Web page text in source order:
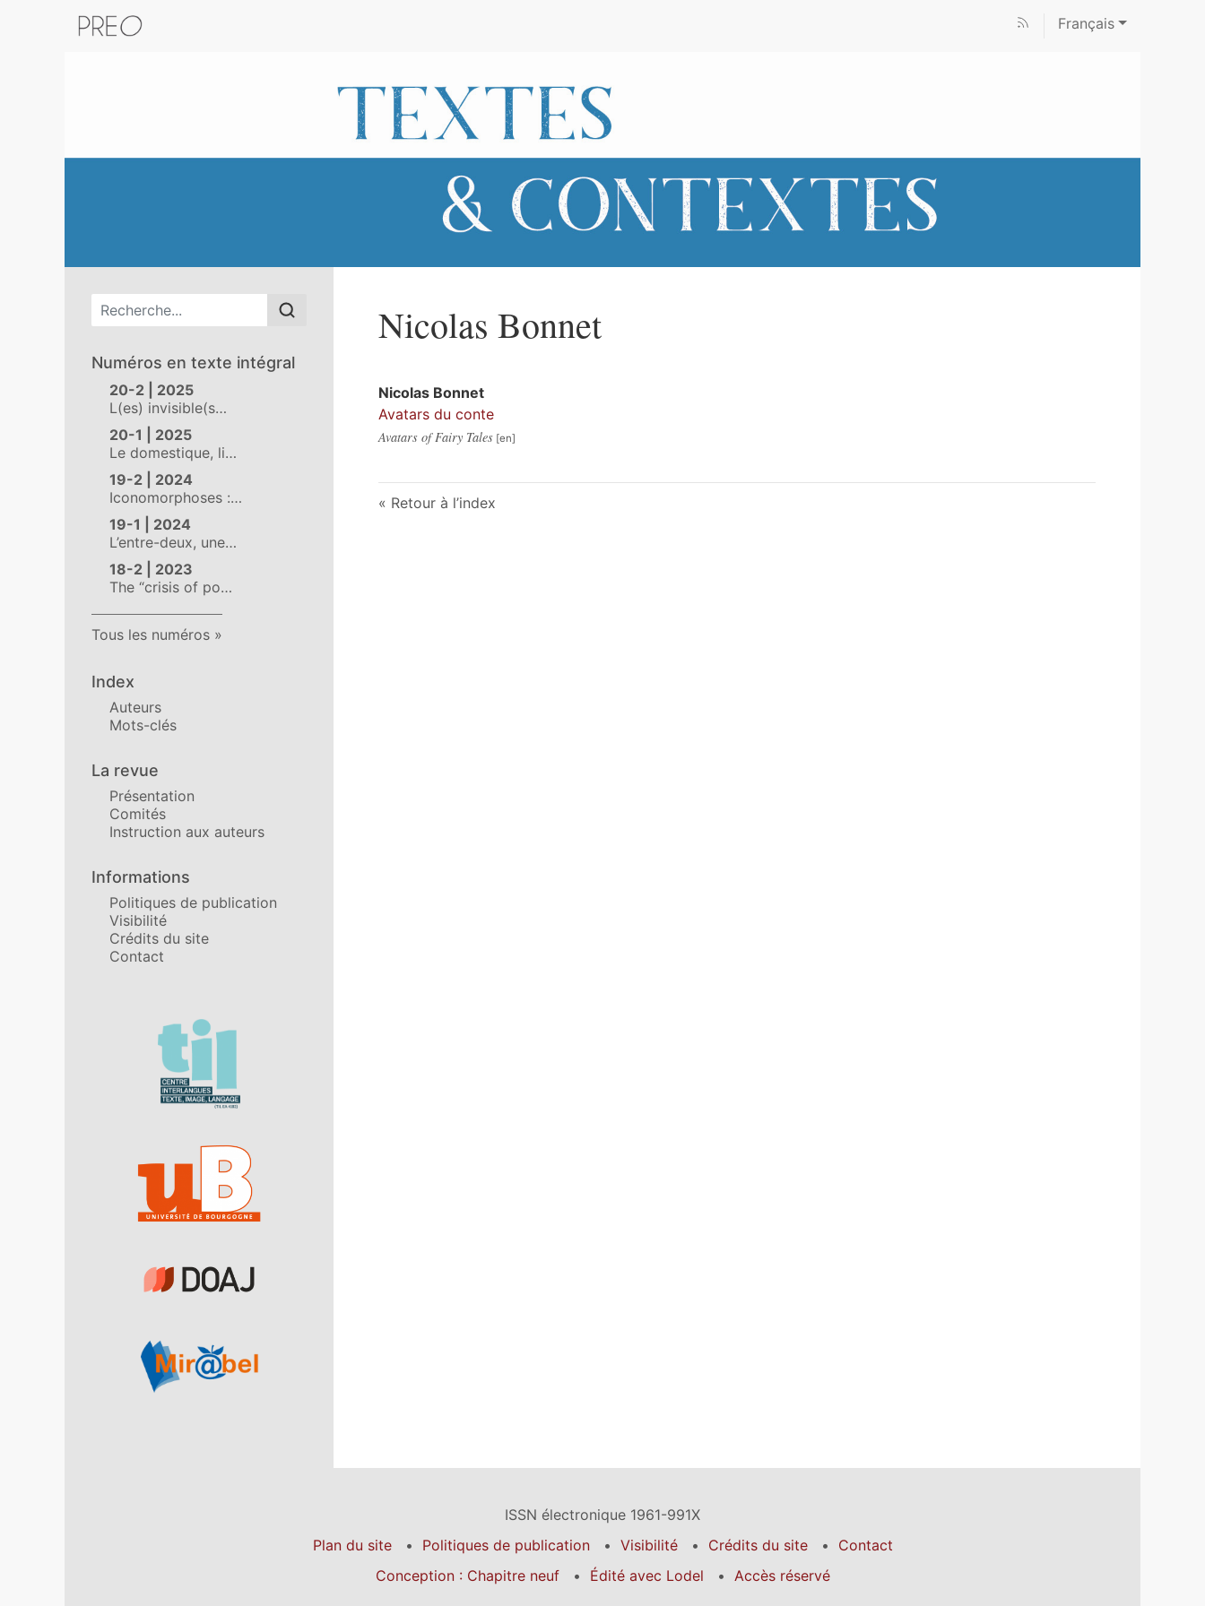
Français
Menu principal
Numéros en texte intégral
20-2 | 2025
L(es) invisible(s…
20-1 | 2025
Le domestique, li…
19-2 | 2024
Iconomorphoses :…
19-1 | 2024
L’entre-deux, une…
18-2 | 2023
The “crisis of po…
Tous les numéros
Index
Auteurs
Mots-clés
La revue
Présentation
Comités
Instruction aux auteurs
Informations
Politiques de publication
Visibilité
Crédits du site
Contact
Affiliations/partenaires
Nicolas Bonnet
Nicolas Bonnet
Avatars du conte
Avatars of Fairy Tales
Retour à l’index
ISSN électronique 1961-991X
Plan du site
Politiques de publication Visibilité Crédits du site
Contact
Conception : Chapitre neuf
Édité avec Lodel Accès réservé